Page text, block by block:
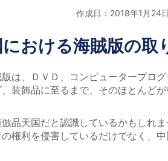
作成日：2018年1月24
おける海賊版の取
は、ＤＶＤ、コンピュータープロ
装飾品に至るまで、そのほとんど
品天国だと認識しているかもしれ
権利を侵害しているだけでなく、